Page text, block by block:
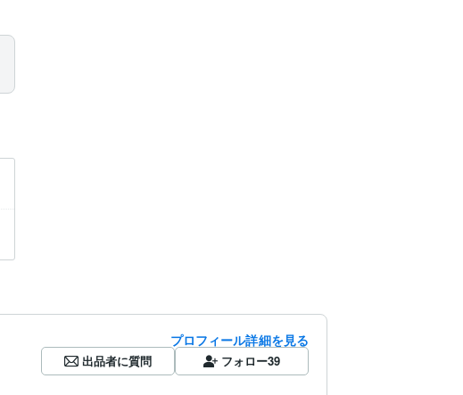
プロフィール詳細を見る
出品者に質問 フォロー39